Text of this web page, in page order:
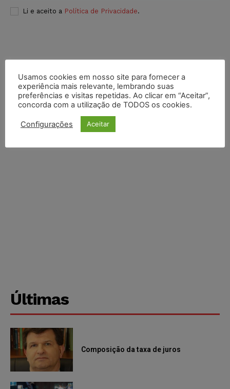
Li e aceito a Política de Privacidade.
Últimas
Composição da taxa de juros
Usamos cookies em nosso site para fornecer a
experiência mais relevante, lembrando suas
preferências e visitas repetidas. Ao clicar em “Aceitar”,
concorda com a utilização de TODOS os cookies.
Configurações Aceitar